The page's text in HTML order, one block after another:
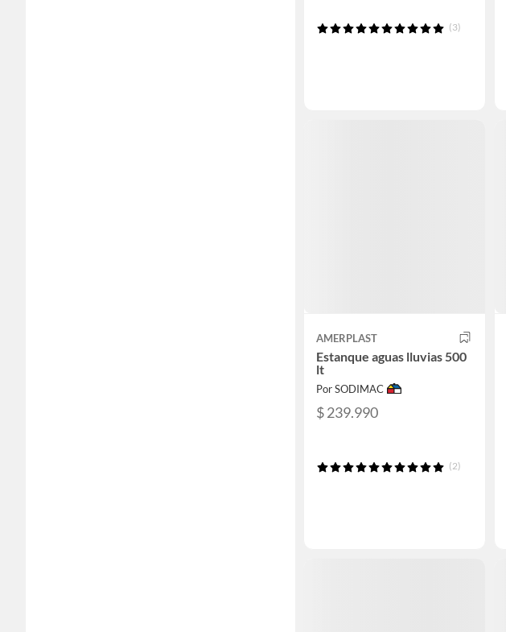
(3)
AMERPLAST
Estanque aguas lluvias 500
lt
Por SODIMAC
$ 239.990
(2)